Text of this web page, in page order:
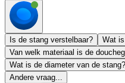
Is de stang verstelbaar?
Wat
Van welk materiaal is de
Wat is de diameter van de stang?
Andere vraag...